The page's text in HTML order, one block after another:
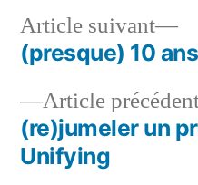
Navigation
de
l’article
Article
(re)jumeler un
Unifying
Article suivant
(presque) 10